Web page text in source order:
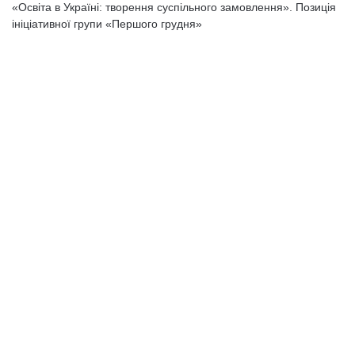
«Освіта в Україні: творення суспільного замовлення». Позиція
ініціативної групи «Першого грудня»